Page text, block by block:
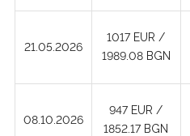
21.05.2026
1017 EUR /
1989.08 BGN
08.10.2026
947 EUR /
1852.17 BGN